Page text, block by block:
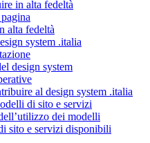
in alta fedeltà
alta fedeltà
system .italia
design system
al design system .italia
di sito e servizi
dei modelli
sito e servizi disponibili